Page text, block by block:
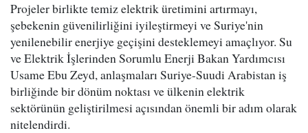
Projeler birlikte temiz elektrik üretimini artırmayı,
şebekenin güvenilirliğini iyileştirmeyi ve Suriye'nin
yenilenebilir enerjiye geçişini desteklemeyi amaçlıyor. Su
ve Elektrik İşlerinden Sorumlu Enerji Bakan Yardımcısı
Usame Ebu Zeyd, anlaşmaları Suriye-Suudi Arabistan iş
birliğinde bir dönüm noktası ve ülkenin elektrik
sektörünün geliştirilmesi açısından önemli bir adım olarak
nitelendirdi.